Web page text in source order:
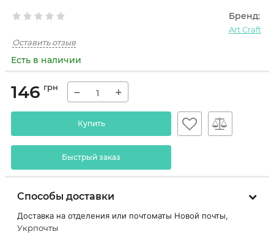
Бренд:
Art Craft
Оставить отзыв
Есть в наличии
146 грн − +
Купить
Быстрый заказ
Способы доставки
Доставка на отделения или почтоматы Новой почты,
Укрпочты